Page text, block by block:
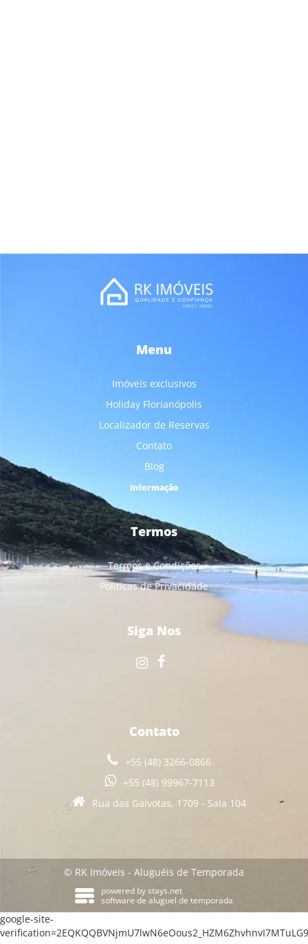
Menu
Imóveis exclusivos
Holiday Florianópolis
Localizador de Reservas
Contato
Blog
Informação
Termos
Termos e Condições
Politicas de Privacidade
Siga Nos
Contato
+55 (48) 3266-0866
+55 (48) 99967-7113
Rua das Gaivotas, 1709 - Sala 104
© RK Imóveis - Aluguéis de Temporada
powered bystays.net
software de aluguel de temporada
google-site-